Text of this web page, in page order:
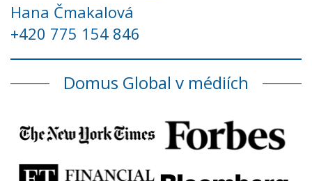
Hana Čmakalová
+420 775 154 846
Domus Global v médiích